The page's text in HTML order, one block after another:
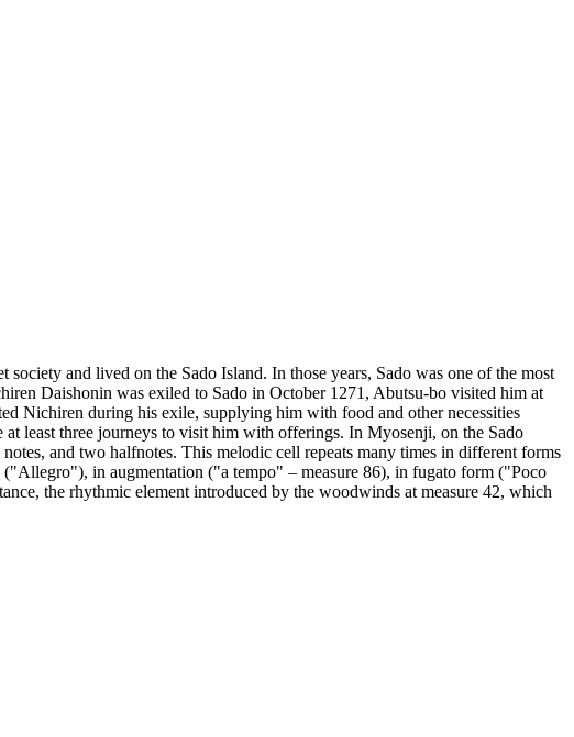
and lived on the Sado Island. In those years, Sado was one of the most
Daishonin was exiled to Sado in October 1271, Abutsu-bo visited him at
Nichiren during his exile, supplying him with food and other necessities
least three journeys to visit him with offerings. In Myosenji, on the Sado
and two halfnotes. This melodic cell repeats many times in different forms
in augmentation ("a tempo" – measure 86), in fugato form ("Poco
the rhythmic element introduced by the woodwinds at measure 42, which